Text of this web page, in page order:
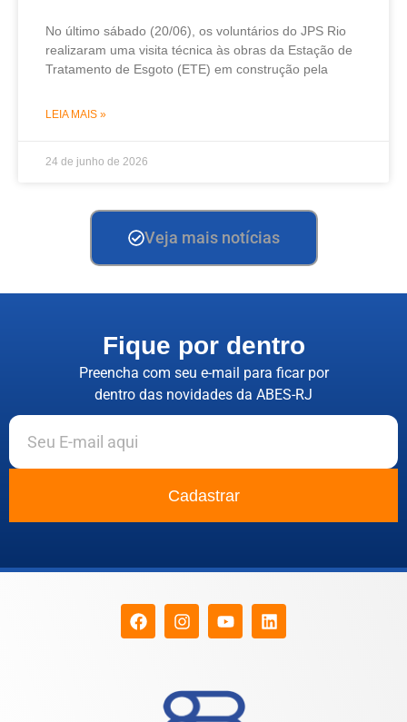
No último sábado (20/06), os voluntários do JPS Rio
realizaram uma visita técnica às obras da Estação de
Tratamento de Esgoto (ETE) em construção pela
LEIA MAIS »
24 de junho de 2026
Veja mais notícias
Fique por dentro
Preencha com seu e-mail para ficar por
dentro das novidades da ABES-RJ
Cadastrar